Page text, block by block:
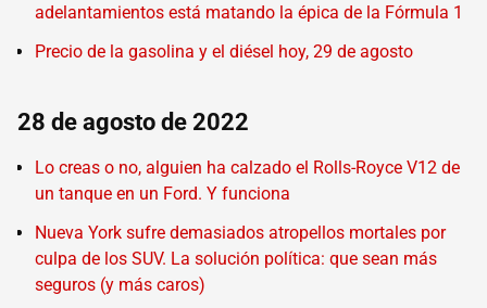
adelantamientos está matando la épica de la Fórmula 1
Precio de la gasolina y el diésel hoy, 29 de agosto
28 de agosto de 2022
Lo creas o no, alguien ha calzado el Rolls-Royce V12 de
un tanque en un Ford. Y funciona
Nueva York sufre demasiados atropellos mortales por
culpa de los SUV. La solución política: que sean más
seguros (y más caros)